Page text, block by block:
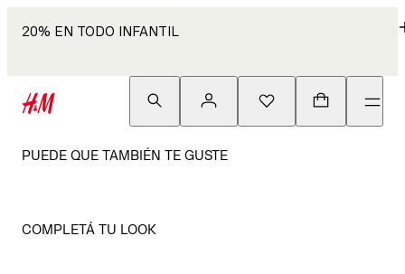
20% EN TODO INFANTIL
PUEDE QUE TAMBIÉN TE GUSTE
COMPLETÁ TU LOOK